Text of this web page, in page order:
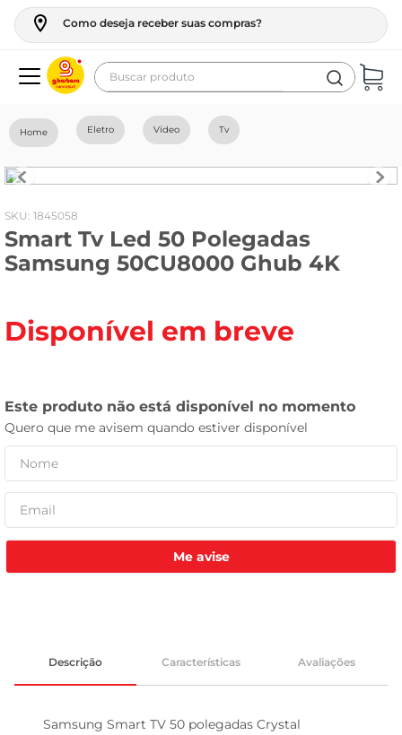
Como deseja receber suas compras?
Buscar produto
Eletro Vídeo Tv
: 1845058
Smart Tv Led 50 Polegadas
Samsung 50CU8000 Ghub 4K
Disponível em breve
Me avise
Descrição Características Avaliações
Samsung Smart TV 50 polegadas Crystal
geladeira
fogao
café
cerveja
leite
tv